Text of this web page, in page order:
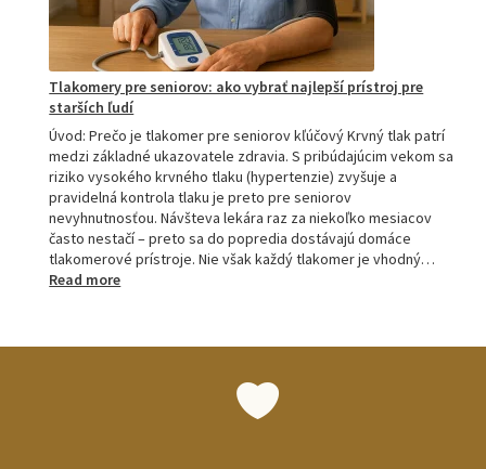
Tlakomery pre seniorov: ako vybrať najlepší prístroj pre
starších ľudí
Úvod: Prečo je tlakomer pre seniorov kľúčový Krvný tlak patrí
medzi základné ukazovatele zdravia. S pribúdajúcim vekom sa
riziko vysokého krvného tlaku (hypertenzie) zvyšuje a
pravidelná kontrola tlaku je preto pre seniorov
nevyhnutnosťou. Návšteva lekára raz za niekoľko mesiacov
často nestačí – preto sa do popredia dostávajú domáce
tlakomerové prístroje. Nie však každý tlakomer je vhodný…
Read more: